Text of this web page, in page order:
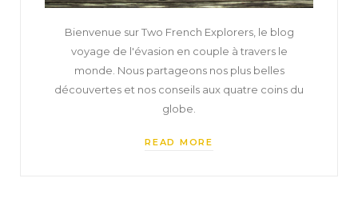
Bienvenue sur Two French Explorers, le blog
voyage de l'évasion en couple à travers le
monde. Nous partageons nos plus belles
découvertes et nos conseils aux quatre coins du
globe.
READ MORE